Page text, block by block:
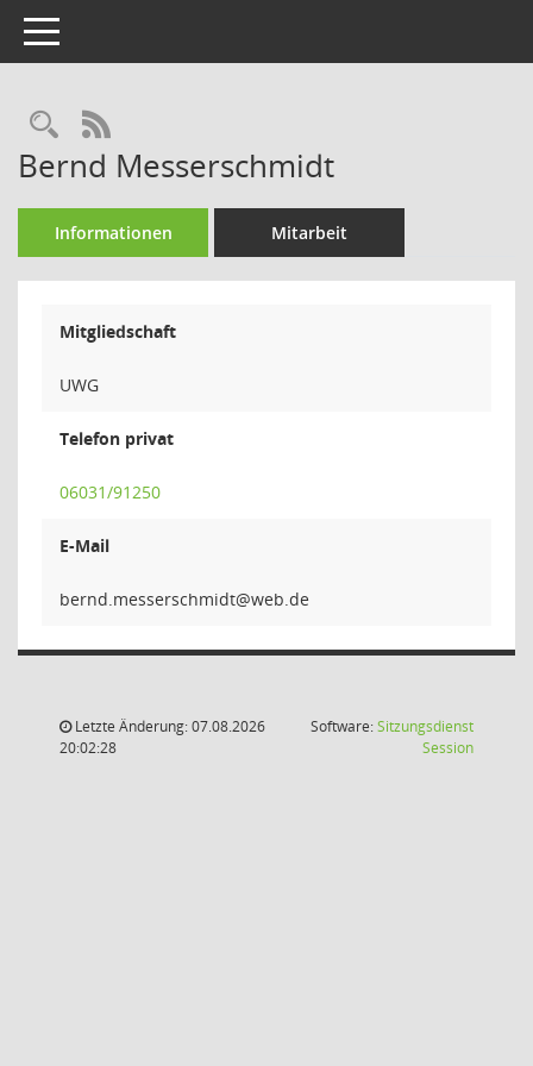
Toggle navigation
Rechercheauswahl
RSS-Feed
Bernd Messerschmidt
Informationen Mitarbeit
Mitgliedschaft
UWG
Telefon privat
06031/91250
E-Mail
tdimhcsre
Letzte Änderung: 07.08.2026
20:02:28
Software:Sitzungsdienst
Session(Wird in